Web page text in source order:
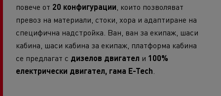
повече от 20 конфигурации, които позволяват
превоз на материали, стоки, хора и адаптиране на
специфична надстройка. Ван, ван за екипаж, шаси
кабина, шаси кабина за екипаж, платформа кабина
се предлагат с дизелов двигател и 100%
електрически двигател, гама E-Tech.